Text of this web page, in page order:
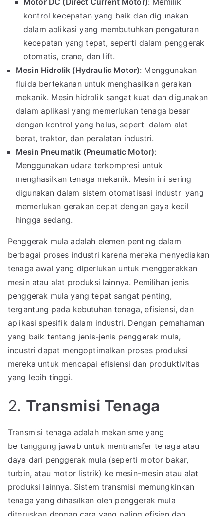
Motor DC (Direct Current Motor): Memiliki
kontrol kecepatan yang baik dan digunakan
dalam aplikasi yang membutuhkan pengaturan
kecepatan yang tepat, seperti dalam penggerak
otomatis, crane, dan lift.
Mesin Hidrolik (Hydraulic Motor): Menggunakan
fluida bertekanan untuk menghasilkan gerakan
mekanik. Mesin hidrolik sangat kuat dan digunakan
dalam aplikasi yang memerlukan tenaga besar
dengan kontrol yang halus, seperti dalam alat
berat, traktor, dan peralatan industri.
Mesin Pneumatik (Pneumatic Motor):
Menggunakan udara terkompresi untuk
menghasilkan tenaga mekanik. Mesin ini sering
digunakan dalam sistem otomatisasi industri yang
memerlukan gerakan cepat dengan gaya kecil
hingga sedang.
Penggerak mula adalah elemen penting dalam
berbagai proses industri karena mereka menyediakan
tenaga awal yang diperlukan untuk menggerakkan
mesin atau alat produksi lainnya. Pemilihan jenis
penggerak mula yang tepat sangat penting,
tergantung pada kebutuhan tenaga, efisiensi, dan
aplikasi spesifik dalam industri. Dengan pemahaman
yang baik tentang jenis-jenis penggerak mula,
industri dapat mengoptimalkan proses produksi
mereka untuk mencapai efisiensi dan produktivitas
yang lebih tinggi.
2. Transmisi Tenaga
Transmisi tenaga adalah mekanisme yang
bertanggung jawab untuk mentransfer tenaga atau
daya dari penggerak mula (seperti motor bakar,
turbin, atau motor listrik) ke mesin-mesin atau alat
produksi lainnya. Sistem transmisi memungkinkan
tenaga yang dihasilkan oleh penggerak mula